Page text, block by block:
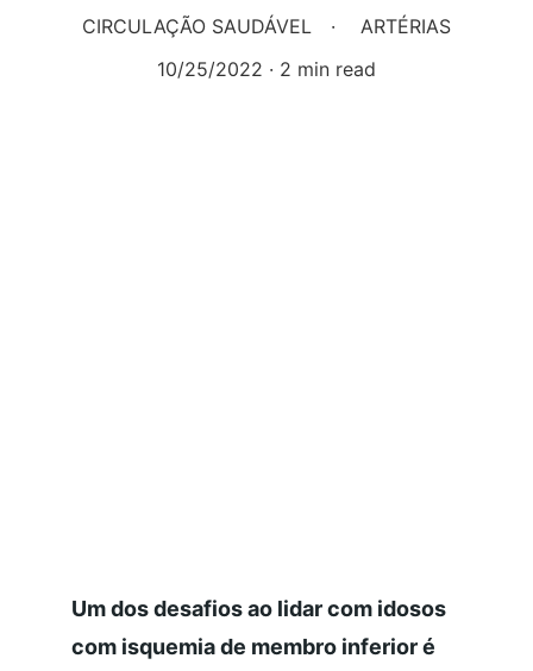
CIRCULAÇÃO SAUDÁVEL
ARTÉRIAS
10/25/2022
2 min read
Um dos desafios ao lidar com idosos
com isquemia de membro inferior é